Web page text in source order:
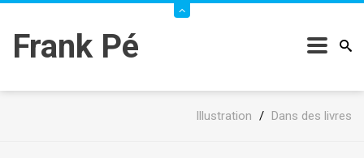
Frank Pé
Illustration / Dans des livres